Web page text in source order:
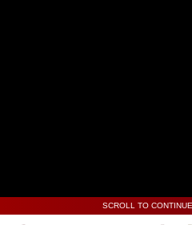
SCROLL TO